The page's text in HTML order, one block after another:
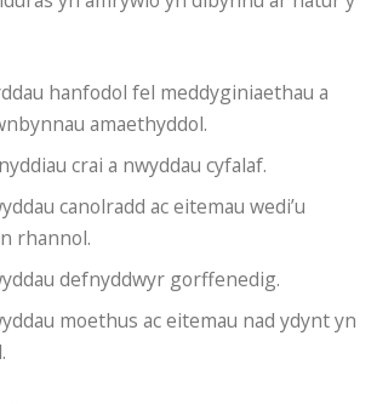
hanfodol fel meddyginiaethau a
amaethyddol.
crai a nwyddau cyfalaf.
canolradd ac eitemau wedi’u
rhannol.
defnyddwyr gorffenedig.
moethus ac eitemau nad ydynt yn